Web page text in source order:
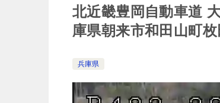
北近畿豊岡自動車道
庫県朝来市和田山町枚
兵庫県